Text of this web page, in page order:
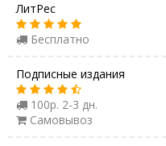
ЛитРес
Бесплатно
Подписные издания
100р. 2-3 дн.
Самовывоз